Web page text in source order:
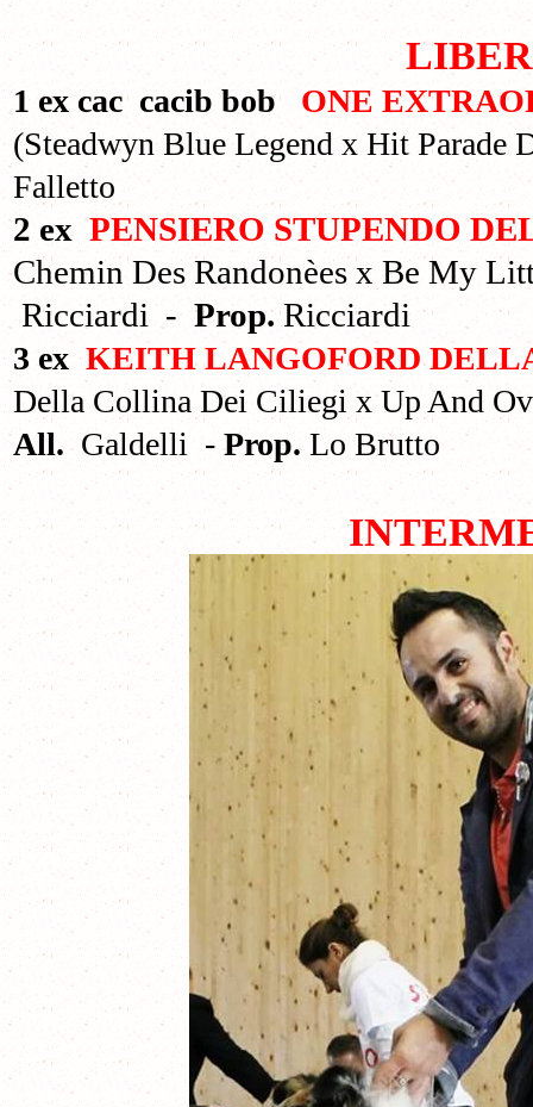
1 ex cac cacib bob ONE
(Steadwyn Blue Legend x Hit Parade
Falletto
2 exPENSIERO STUPENDO
Chemin Des Randonèes x Be My
Ricciardi -Prop.Ricciardi
3 exKEITH LANGOFORD
Della Collina Dei Ciliegi x Up And
All. Galdelli - Prop. Lo Brutto